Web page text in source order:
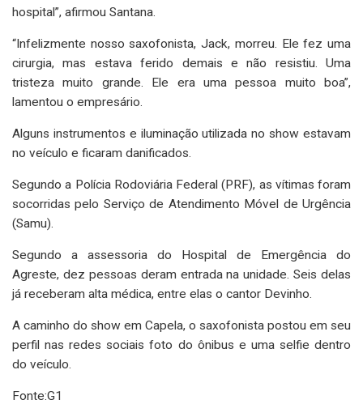
hospital”, afirmou Santana.
“Infelizmente nosso saxofonista, Jack, morreu. Ele fez uma
cirurgia, mas estava ferido demais e não resistiu. Uma
tristeza muito grande. Ele era uma pessoa muito boa”,
lamentou o empresário.
Alguns instrumentos e iluminação utilizada no show estavam
no veículo e ficaram danificados.
Segundo a Polícia Rodoviária Federal (PRF), as vítimas foram
socorridas pelo Serviço de Atendimento Móvel de Urgência
(Samu).
Segundo a assessoria do Hospital de Emergência do
Agreste, dez pessoas deram entrada na unidade. Seis delas
já receberam alta médica, entre elas o cantor Devinho.
A caminho do show em Capela, o saxofonista postou em seu
perfil nas redes sociais foto do ônibus e uma selfie dentro
do veículo.
Fonte:G1